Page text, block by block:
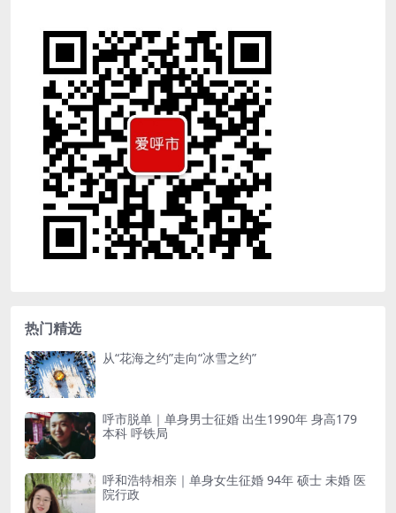
热门精选
从“花海之约”走向“冰雪之约”
呼市脱单｜单身男士征婚 出生1990年 身高179
本科 呼铁局
呼和浩特相亲｜单身女生征婚 94年 硕士 未婚 医
院行政